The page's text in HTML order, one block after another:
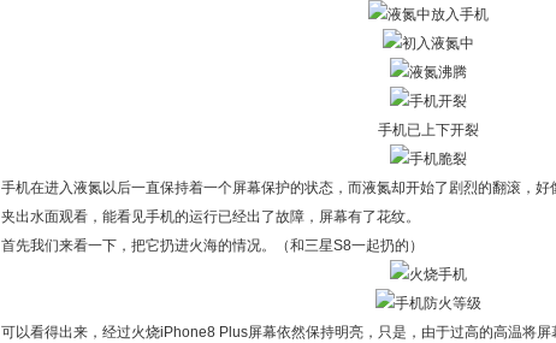
手机已上下开裂
手机在进入液氮以后一直保持着一个屏幕保护的状态，而液氮却开始了剧烈的翻滚，
夹出水面观看，能看见手机的运行已经出了故障，屏幕有了花纹。
首先我们来看一下，把它扔进火海的情况。（和三星S8一起扔的）
可以看得出来，经过火烧iPhone8 Plus屏幕依然保持明亮，只是，由于过高的高温将屏